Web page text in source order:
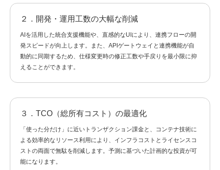
２．開発・運用工数の大幅な削減
AIを活用した統合支援機能や、直感的なUIにより、連携フローの開
発スピードが向上します。また、APIゲートウェイと連携機能が自
動的に同期するため、仕様変更時の修正工数や手戻りを最小限に抑
えることができます。
３．TCO（総所有コスト）の最適化
「使った分だけ」に近いトランザクション課金と、コンテナ技術に
よる効率的なリソース利用により、インフラコストとライセンスコ
ストの両面で無駄を削減します。予測に基づいた計画的な投資が可
能になります。